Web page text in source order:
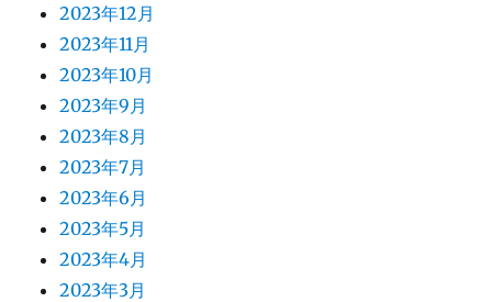
2023年12月
2023年11月
2023年10月
2023年9月
2023年8月
2023年7月
2023年6月
2023年5月
2023年4月
2023年3月